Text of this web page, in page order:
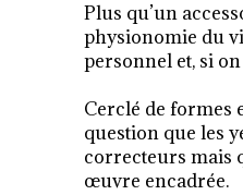
Plus qu’un
physionomie du
personnel et, si
Cerclé de formes
question que les
correcteurs mais
œuvre encadrée.